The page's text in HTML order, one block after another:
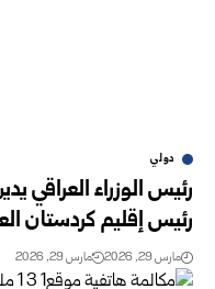
دولي
رئيس الوزراء العراقي
رئيس إقليم كردستان
مارس 29, 2026 مارس 29, 2026